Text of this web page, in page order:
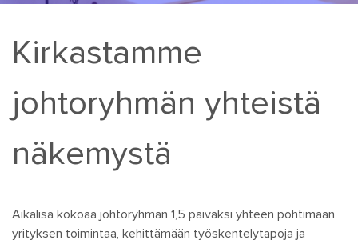
Kirkastamme
johtoryhmän yhteistä
näkemystä
Aikalisä kokoaa johtoryhmän 1,5 päiväksi yhteen pohtimaan
yrityksen toimintaa, kehittämään työskentelytapoja ja